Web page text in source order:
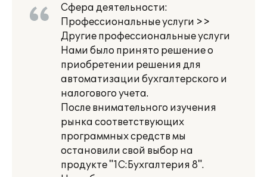
Сфера деятельности:
Профессиональные услуги >>
Другие профессиональные услуги
Нами было принято решение о
приобретении решения для
автоматизации бухгалтерского и
налогового учета.
После внимательного изучения
рынка соответствующих
программных средств мы
остановили свой выбор на
продукте "1С:Бухгалтерия 8".